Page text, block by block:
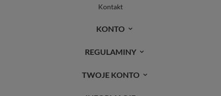
Kontakt
KONTO
REGULAMINY
TWOJE KONTO